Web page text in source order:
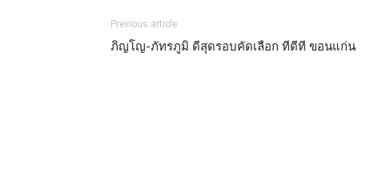
Previous article
ภิญโญ-ภัทรภูมิ ดีสุดรอบคัดเลือก ทีดีที ขอนแก่น